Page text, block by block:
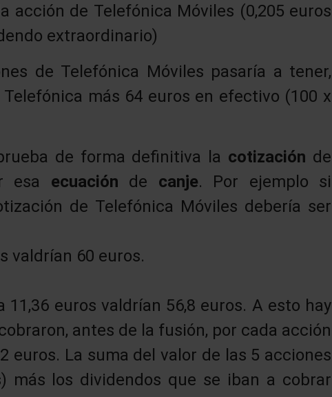
acción de Telefónica Móviles (0,205 euros
extraordinario)
de Telefónica Móviles pasaría a tener,
más 64 euros en efectivo (100 x
de forma definitiva la cotización de
esa ecuación de canje. Por ejemplo si
de Telefónica Móviles debería ser
valdrían 60 euros.
euros valdrían 56,8 euros. A esto hay
antes de la fusión, por cada acción
euros. La suma del valor de las 5 acciones
más los dividendos que se iban a cobrar